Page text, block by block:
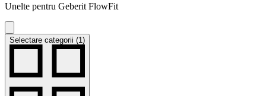
Unelte pentru Geberit FlowFit
Selectare categorii (1)